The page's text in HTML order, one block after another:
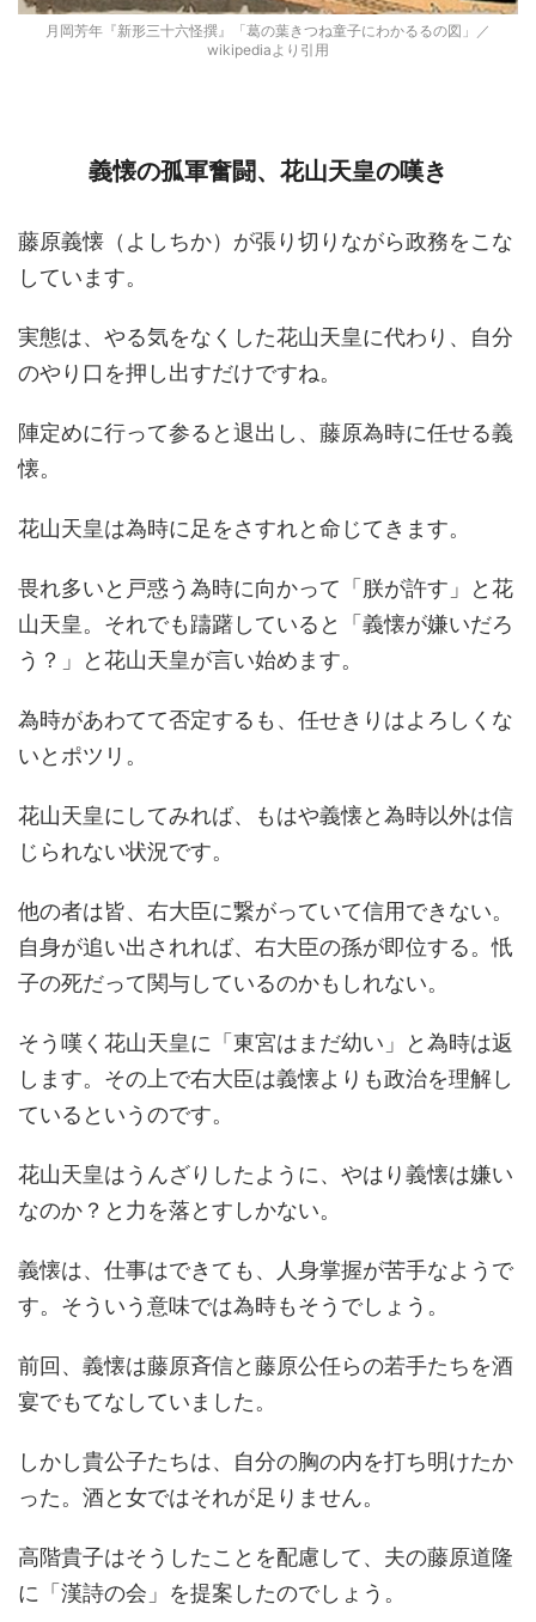
月岡芳年『新形三十六怪撰』「葛の葉きつね童子にわかるるの図」／
wikipediaより引用
義懐の孤軍奮闘、花山天皇の嘆き
藤原義懐（よしちか）が張り切りながら政務をこな
しています。
実態は、やる気をなくした花山天皇に代わり、自分
のやり口を押し出すだけですね。
陣定めに行って参ると退出し、藤原為時に任せる義
懐。
花山天皇は為時に足をさすれと命じてきます。
畏れ多いと戸惑う為時に向かって「朕が許す」と花
山天皇。それでも躊躇していると「義懐が嫌いだろ
う？」と花山天皇が言い始めます。
為時があわてて否定するも、任せきりはよろしくな
いとポツリ。
花山天皇にしてみれば、もはや義懐と為時以外は信
じられない状況です。
他の者は皆、右大臣に繋がっていて信用できない。
自身が追い出されれば、右大臣の孫が即位する。忯
子の死だって関与しているのかもしれない。
そう嘆く花山天皇に「東宮はまだ幼い」と為時は返
します。その上で右大臣は義懐よりも政治を理解し
ているというのです。
花山天皇はうんざりしたように、やはり義懐は嫌い
なのか？と力を落とすしかない。
義懐は、仕事はできても、人身掌握が苦手なようで
す。そういう意味では為時もそうでしょう。
前回、義懐は藤原斉信と藤原公任らの若手たちを酒
宴でもてなしていました。
しかし貴公子たちは、自分の胸の内を打ち明けたか
った。酒と女ではそれが足りません。
高階貴子はそうしたことを配慮して、夫の藤原道隆
に「漢詩の会」を提案したのでしょう。